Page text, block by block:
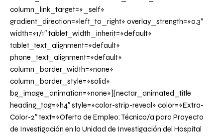
column_link_target=»_self»
gradient_direction=»left_to_right» overlay_strength=»0.3″
width=»1/1″ tablet_width_inherit=»default»
tablet_text_alignment=»default»
phone_text_alignment=»default»
column_border_width=»none»
column_border_style=»solid»
bg_image_animation=»none»][nectar_animated_title
heading_tag=»h4″ style=»color-strip-reveal» color=»Extra-
Color-2″ text=»Oferta de Empleo: Técnico/a para Proyecto
de Investigación en la Unidad de Investigación del Hospital